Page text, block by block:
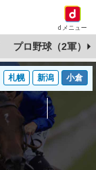
dメニュー
プロ野球（2軍）
札幌 新潟 小倉